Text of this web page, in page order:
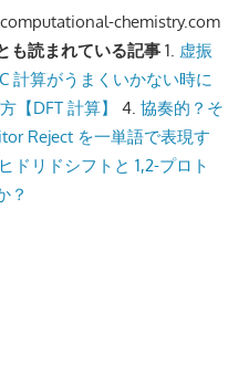
chemistry.com
も読まれている記事1. 虚振
計算がうまくいかない時に
【DFT 計算】 4. 協奏的？そ
Reject を一単語で表現す
ドリドシフトと 1,2-プロト
？